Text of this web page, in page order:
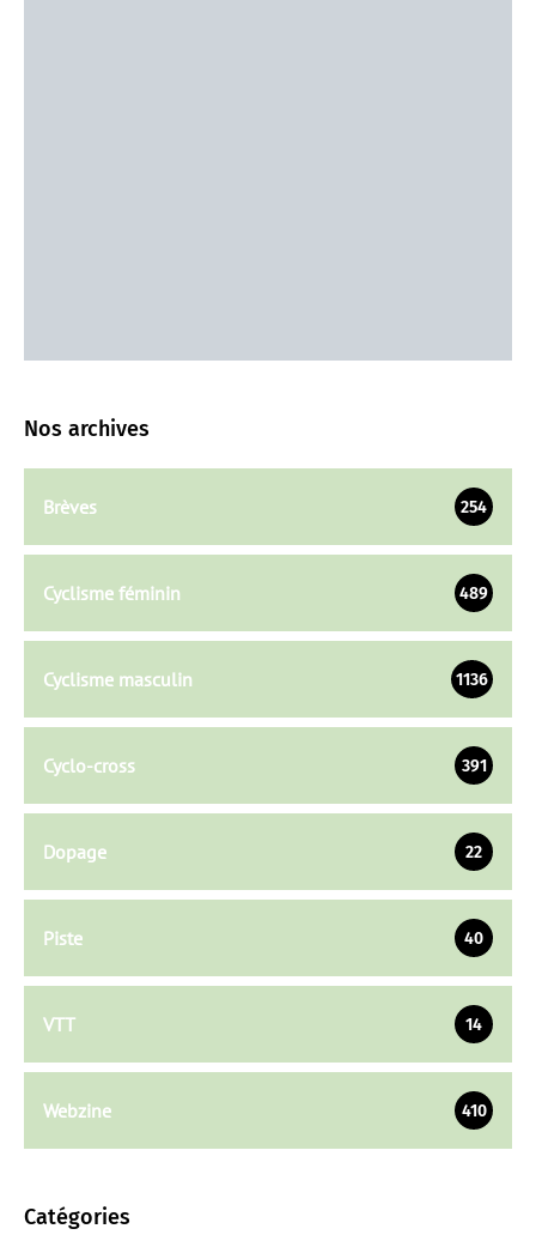
Nos archives
Brèves 254
Cyclisme féminin 489
Cyclisme masculin 1136
Cyclo-cross 391
Dopage 22
Piste 40
VTT 14
Webzine 410
Catégories